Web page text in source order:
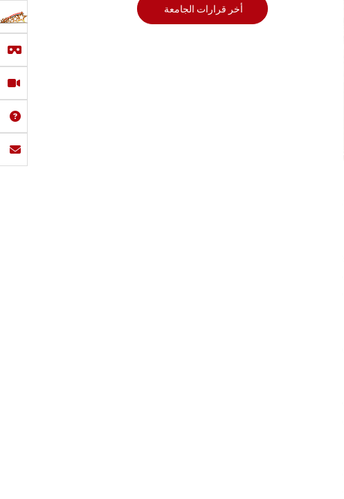
أخر قرارات الجامعة